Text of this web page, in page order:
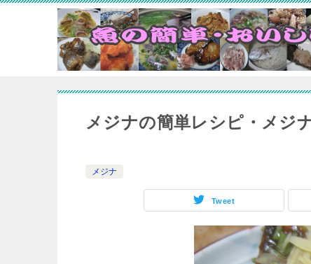
メジナの簡単レシピ・メジ
メジナ
Tweet